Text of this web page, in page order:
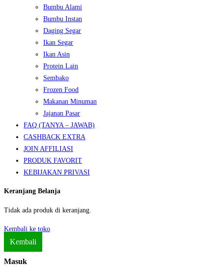
Bumbu Alami
Bumbu Instan
Daging Segar
Ikan Segar
Ikan Asin
Protein Lain
Sembako
Frozen Food
Makanan Minuman
Jajanan Pasar
FAQ (TANYA – JAWAB)
CASHBACK EXTRA
JOIN AFFILIASI
PRODUK FAVORIT
KEBIJAKAN PRIVASI
Keranjang Belanja
Tidak ada produk di keranjang.
Kembali ke toko
Kembali
Masuk